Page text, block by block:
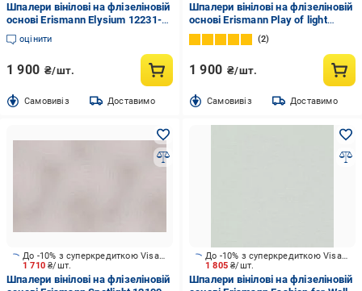
Шпалери вінілові на флізеліновій
основі Erismann Elysium 12231-
15 1,06x10,05 м
оцінити
1 900 ₴/шт.
Cамовивіз Доставимо
Шпалери вінілові на флізеліновій
основі Erismann Play of light
12203-38 1,06x10,05 м
2
1 900 ₴/шт.
Cамовивіз Доставимо
1 710₴/шт.
До -10% з суперкредиткою Visa Вигода
Шпалери вінілові на флізеліновій
1 805₴/шт.
До -10% з суперкредиткою Visa Вигода
Шпалери вінілові на флізеліновій